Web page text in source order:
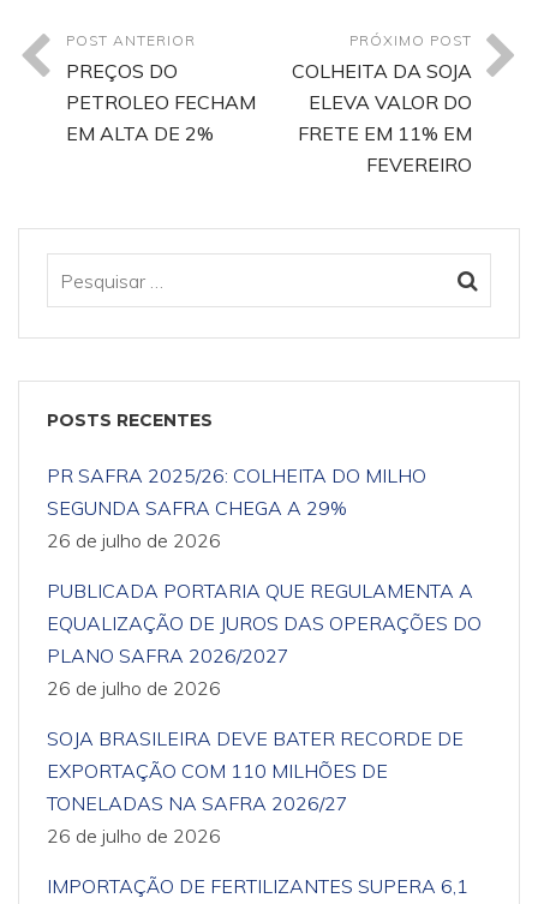
POST ANTERIOR
PREÇOS DO
PETROLEO FECHAM
EM ALTA DE 2%
PRÓXIMO POST
COLHEITA DA SOJA
ELEVA VALOR DO
FRETE EM 11% EM
FEVEREIRO
POSTS RECENTES
PR SAFRA 2025/26: COLHEITA DO MILHO
SEGUNDA SAFRA CHEGA A 29%
26 de julho de 2026
PUBLICADA PORTARIA QUE REGULAMENTA A
EQUALIZAÇÃO DE JUROS DAS OPERAÇÕES DO
PLANO SAFRA 2026/2027
26 de julho de 2026
SOJA BRASILEIRA DEVE BATER RECORDE DE
EXPORTAÇÃO COM 110 MILHÕES DE
TONELADAS NA SAFRA 2026/27
26 de julho de 2026
IMPORTAÇÃO DE FERTILIZANTES SUPERA 6,1